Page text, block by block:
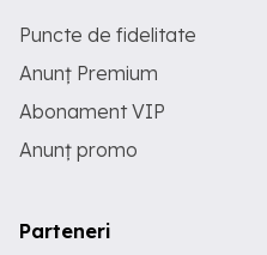
Puncte de fidelitate
Anunț Premium
Abonament VIP
Anunț promo
Parteneri